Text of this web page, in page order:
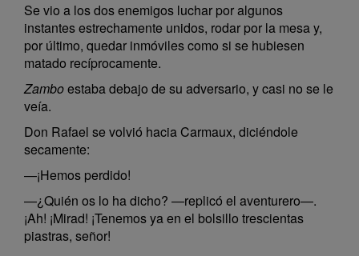
Se vio a los dos enemigos luchar por algunos
instantes estrechamente unidos, rodar por la mesa y,
por último, quedar inmóviles como si se hubiesen
matado recíprocamente.
Zamboestaba debajo de su adversario, y casi no se le
veía.
Don Rafael se volvió hacia Carmaux, diciéndole
secamente:
—¡Hemos perdido!
—¿Quién os lo ha dicho? —replicó el aventurero—.
¡Ah! ¡Mirad! ¡Tenemos ya en el bolsillo trescientas
piastras, señor!